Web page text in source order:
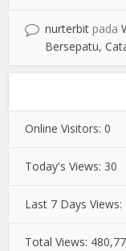
nurterbit pada
Bersepatu,
Online Visitors:0
Today's Views: 30
Last 7 Days Views:
Total Views: